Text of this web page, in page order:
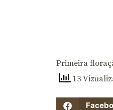
Primeira
13